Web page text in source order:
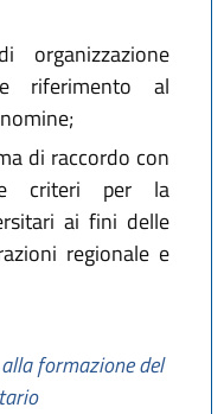
riferimento al
di raccordo con
criteri per la
ai fini delle
regionale e
formazione del